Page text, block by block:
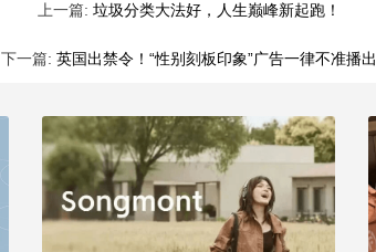
上一篇: 垃圾分类大法好，人生巅峰新起跑！
下一篇: 英国出禁令！“性别刻板印象”广告一律不准播出